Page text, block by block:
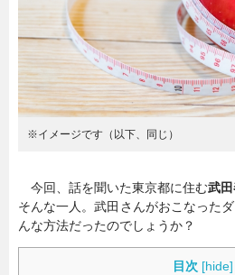
連載一覧
※イメージです（以下、同じ）
今回、話を聞いた東京都に住む武田
そんな一人。武田さんがおこなった
んな方法だったのでしょうか？
目次 [hide]